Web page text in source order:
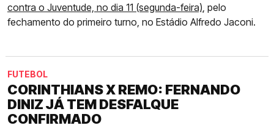
contra o Juventude, no dia 11 (segunda-feira), pelo
fechamento do primeiro turno, no Estádio Alfredo Jaconi.
FUTEBOL
CORINTHIANS X REMO: FERNANDO
DINIZ JÁ TEM DESFALQUE
CONFIRMADO